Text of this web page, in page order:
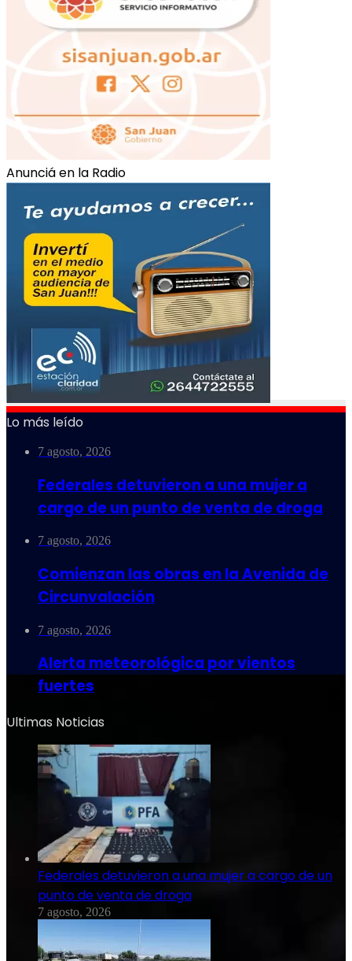
Anunciá en la Radio
Lo más leído
7 agosto, 2026
Federales detuvieron a una mujer a
cargo de un punto de venta de droga
7 agosto, 2026
Comienzan las obras en la Avenida de
Circunvalación
7 agosto, 2026
Alerta meteorológica por vientos
fuertes
Ultimas Noticias
Federales detuvieron a una mujer a cargo de un
punto de venta de droga
7 agosto, 2026